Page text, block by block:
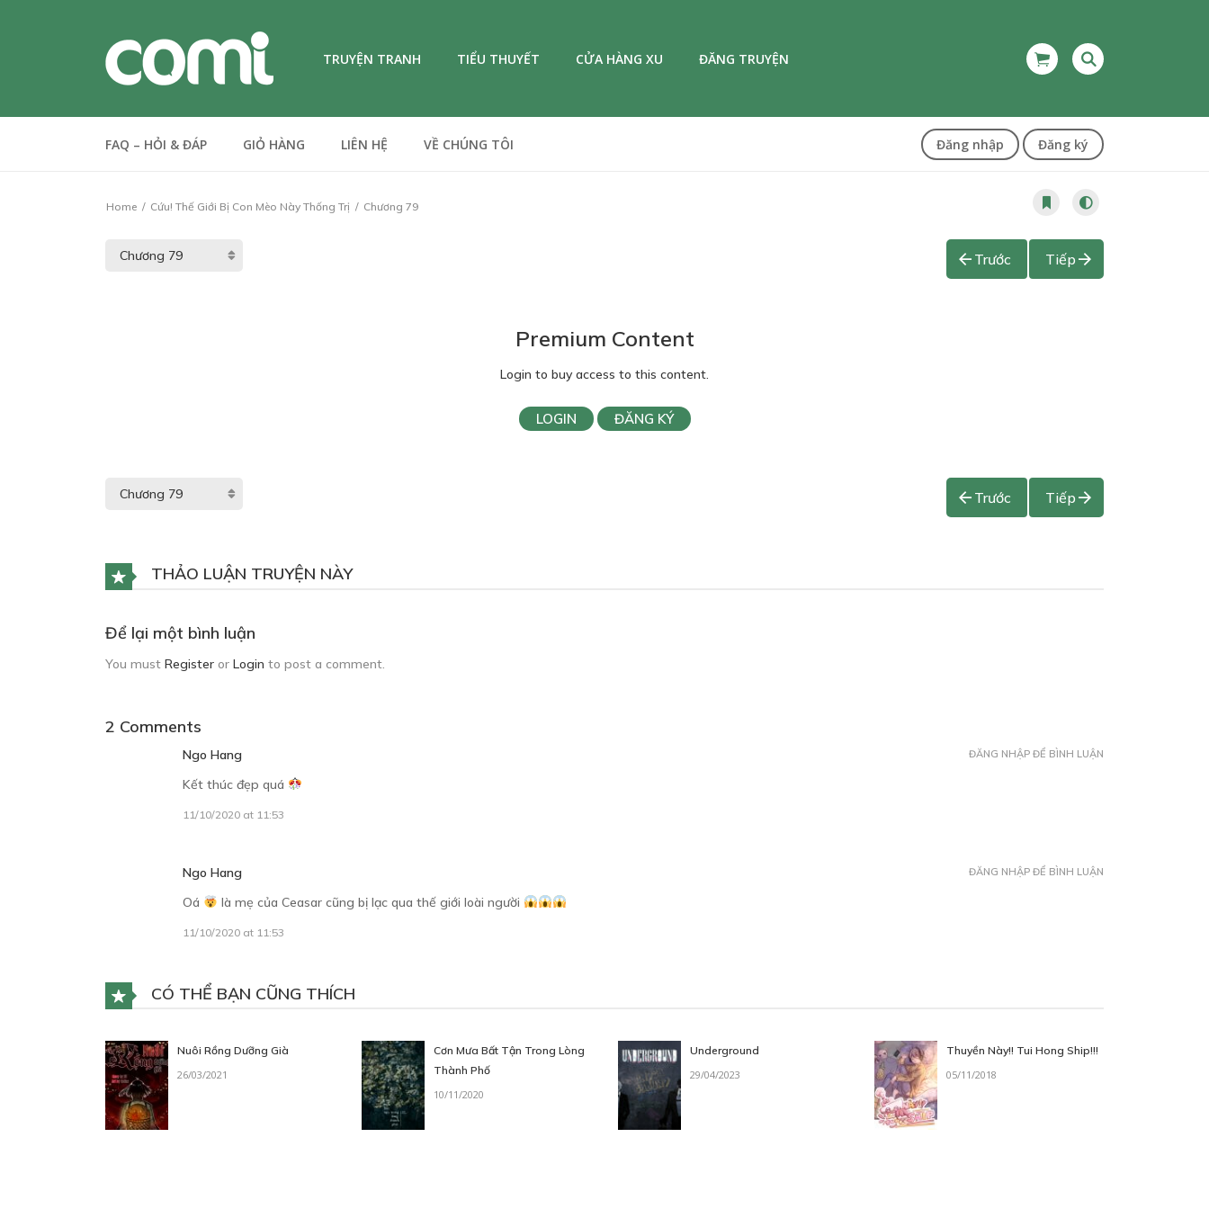
TRUYỆN TRANH TIỂU THUYẾT CỬA HÀNG XU ĐĂNG TRUYỆN
FAQ – HỎI & ĐÁP GIỎ HÀNG LIÊN HỆ VỀ CHÚNG TÔI Đăng nhập Đăng ký
Home Cứu! Thế Giới Bị Con Mèo Này Thống Trị Chương 79
Trước Tiếp
Premium Content
Login to buy access to this content.
LOGIN ĐĂNG KÝ
Trước Tiếp
THẢO LUẬN TRUYỆN NÀY
Để lại một bình luận
You must Register or Login to post a comment.
2 Comments
Ngo Hang
Kết thúc đẹp quá
11/10/2020 at 11:53
ĐĂNG NHẬP ĐỂ BÌNH LUẬN
Ngo Hang
Oá
là mẹ của Ceasar cũng bị lạc qua thế giới loài người
11/10/2020 at 11:53
ĐĂNG NHẬP ĐỂ BÌNH LUẬN
CÓ THỂ BẠN CŨNG THÍCH
Nuôi Rồng Dưỡng Già
26/03/2021
Cơn Mưa Bất Tận Trong Lòng
Thành Phố
10/11/2020
Underground
29/04/2023
Thuyền Này!! Tui Hong Ship!!!
05/11/2018